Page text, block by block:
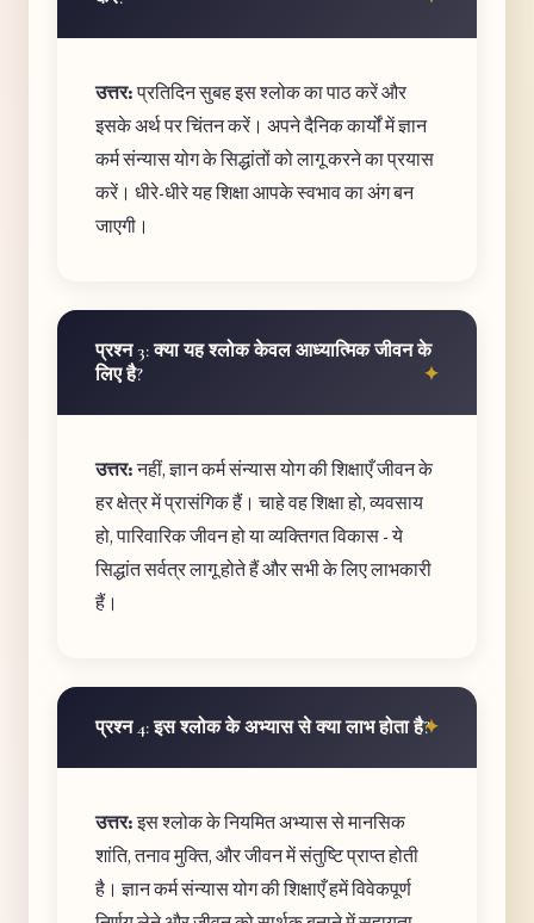
उत्तर:प्रतिदिन सुबह इस श्लोक का पाठ करें और
इसके अर्थ पर चिंतन करें। अपने दैनिक कार्यों में ज्ञान
कर्म संन्यास योग के सिद्धांतों को लागू करने का प्रयास
करें। धीरे-धीरे यह शिक्षा आपके स्वभाव का अंग बन
जाएगी।
प्रश्न 3: क्या यह श्लोक केवल आध्यात्मिक जीवन के
लिए है?
उत्तर:नहीं, ज्ञान कर्म संन्यास योग की शिक्षाएँ जीवन के
हर क्षेत्र में प्रासंगिक हैं। चाहे वह शिक्षा हो, व्यवसाय
हो, पारिवारिक जीवन हो या व्यक्तिगत विकास - ये
सिद्धांत सर्वत्र लागू होते हैं और सभी के लिए लाभकारी
हैं।
प्रश्न 4: इस श्लोक के अभ्यास से क्या लाभ होता है?
उत्तर:इस श्लोक के नियमित अभ्यास से मानसिक
शांति, तनाव मुक्ति, और जीवन में संतुष्टि प्राप्त होती
है। ज्ञान कर्म संन्यास योग की शिक्षाएँ हमें विवेकपूर्ण